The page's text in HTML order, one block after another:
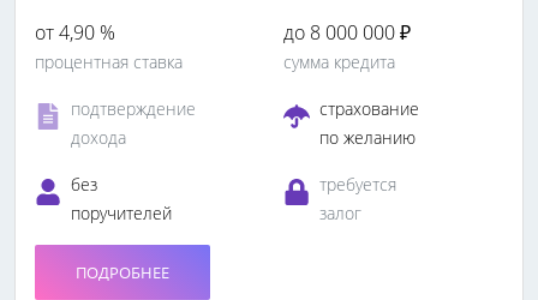
от 4,90 %
процентная ставка
до 8 000 000 ₽
сумма кредита
подтверждение
дохода
страхование
по желанию
без
поручителей
требуется
залог
ПОДРОБНЕЕ